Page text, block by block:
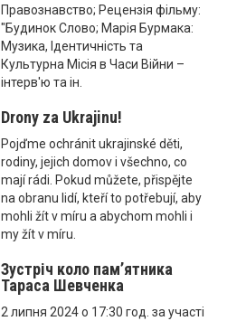
Правознавство; Рецензія фільму:
"Будинок Слово; Марія Бурмака:
Музика, Ідентичність та
Культурна Місія в Часи Війни –
інтерв'ю та ін.
Drony za Ukrajinu!
Pojďme ochránit ukrajinské děti,
rodiny, jejich domov i všechno, co
mají rádi. Pokud můžete, přispějte
na obranu lidí, kteří to potřebují, aby
mohli žít v míru a abychom mohli i
my žít v míru.
Зустріч коло пам’ятника
Тараса Шевченка
2 липня 2024 о 17:30 год. за участі